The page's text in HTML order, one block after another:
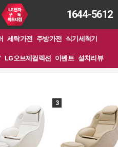
1644-5612
세탁가전 주방가전 식기세척기
LG오브제컬렉션 이벤트 설치리뷰
3